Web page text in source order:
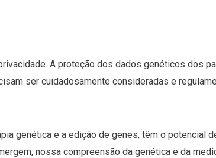
A proteção dos dados genéticos dos
ser cuidadosamente consideradas e
genética e a edição de genes, têm o potencial
nossa compreensão da genética e da